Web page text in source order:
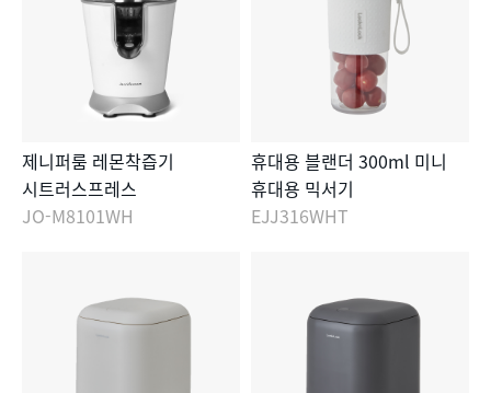
제니퍼룸 레몬착즙기
시트러스프레스
JO-M8101WH
휴대용 블랜더 300ml 미니
휴대용 믹서기
EJJ316WHT